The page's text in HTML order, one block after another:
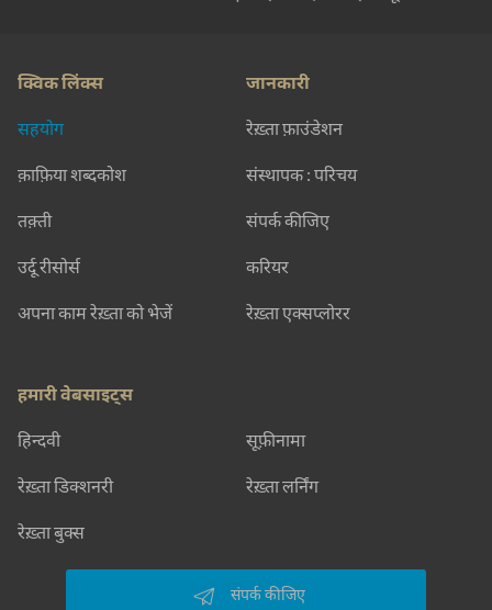
क्विक लिंक्स
सहयोग
क़ाफ़िया शब्दकोश
तक़्ती
उर्दू रीसोर्स
अपना काम रेख़्ता को भेजें
जानकारी
रेख़्ता फ़ाउंडेशन
संस्थापक : परिचय
संपर्क कीजिए
करियर
रेख़्ता एक्सप्लोरर
हमारी वेबसाइट्स
हिन्दवी सूफ़ीनामा
रेख़्ता डिक्शनरी रेख़्ता लर्निंग
रेख़्ता बुक्स
संपर्क कीजिए